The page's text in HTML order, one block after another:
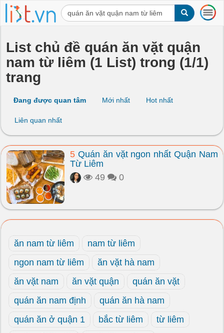
T
o
l
e
n
n
List chủ đề quán ăn vặt quận
nam từ liêm (1 List) trong (1/1)
trang
Đang được quan tâm Mới nhất Hot nhất
Liên quan nhất
5 Quán ăn vặt ngon nhất Quận Nam
Từ Liêm
49
0
ăn nam từ liêm
nam từ liêm
ngon nam từ liêm
ăn vặt hà nam
ăn vặt nam
ăn vặt quận
quán ăn vặt
quán ăn nam định
quán ăn hà nam
quán ăn ở quận 1
bắc từ liêm
từ liêm